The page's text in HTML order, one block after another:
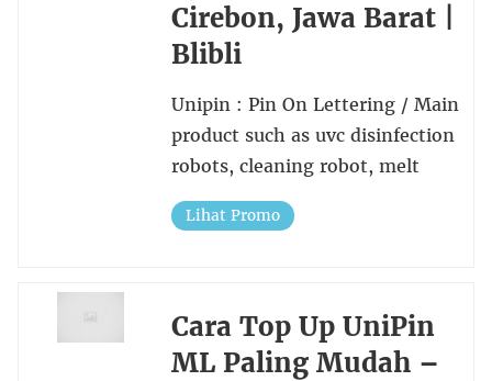
Cirebon, Jawa Barat |
Blibli
Unipin : Pin On Lettering / Main
product such as uvc disinfection
robots, cleaning robot, melt
Lihat Promo
Cara Top Up UniPin
ML Paling Mudah –